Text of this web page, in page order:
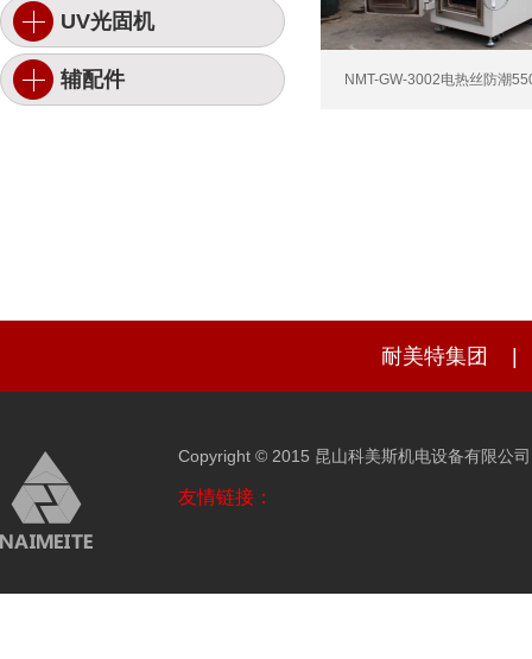
UV光固机
辅配件 NMT-GW-3002电热丝防潮
耐美特集团
Copyright © 2015 昆山科美斯机电设备有限公
友情链接：